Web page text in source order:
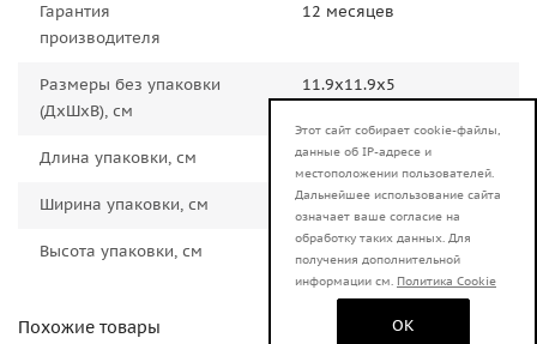
Гарантия
производителя
12 месяцев
Размеры без упаковки
(ДxШxВ), см
11.9x11.9x5
Длина упаковки, см 15.0000
Ширина упаковки, см 15.0000
Высота упаковки, см 10.0000
Похожие товары
Этот сайт собирает cookie-файлы,
данные об IP-адресе и
местоположении пользователей.
Дальнейшее использование сайта
означает ваше согласие на
обработку таких данных. Для
получения дополнительной
информации см. Политика Cookie
OK